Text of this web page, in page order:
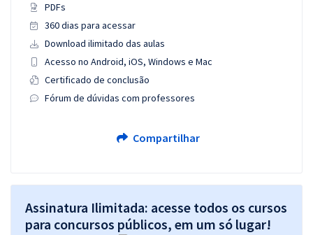
PDFs
360 dias para acessar
Download ilimitado das aulas
Acesso no Android, iOS, Windows e Mac
Certificado de conclusão
Fórum de dúvidas com professores
Compartilhar
Assinatura Ilimitada: acesse todos os cursos
para concursos públicos, em um só lugar!